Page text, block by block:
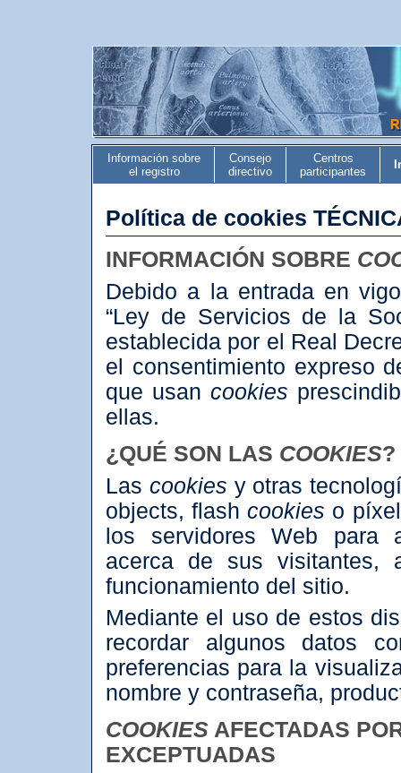
Información sobre
el registro
Consejo
directivo
Centros
participantes
Política de cookies
INFORMACIÓN SOBRE
Debido a la entrada en
“Ley de Servicios de la
establecida por el Real
el consentimiento expreso
que usancookies
ellas.
¿QUÉ SON LAS COOKIES?
Las cookies y otras
objects, flashcookies o
los servidores Web para
acerca de sus visitantes,
funcionamiento del sitio.
Mediante el uso de estos
recordar algunos datos
preferencias para la
nombre y contraseña,
COOKIES AFECTADAS
EXCEPTUADAS